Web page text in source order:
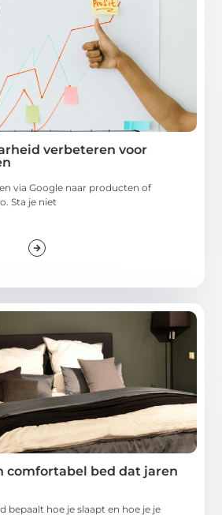
verbeteren voor
via Google naar producten of
Sta je niet
comfortabel bed dat jaren
bepaalt hoe je slaapt en hoe je je